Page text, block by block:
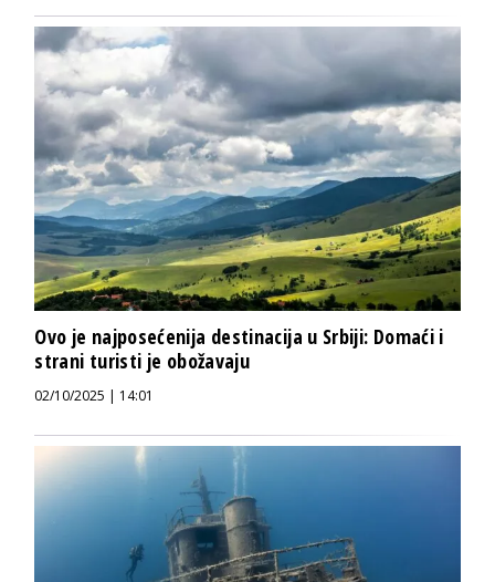
Ovo je najposećenija destinacija u Srbiji: Domaći i
strani turisti je obožavaju
02/10/2025 | 14:01